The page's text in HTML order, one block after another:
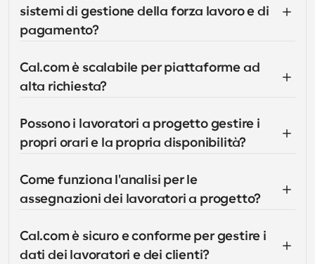
sistemi di gestione della forza lavoro e di
pagamento?
Cal.com è scalabile per piattaforme ad
alta richiesta?
Possono i lavoratori a progetto gestire i
propri orari e la propria disponibilità?
Come funziona l'analisi per le
assegnazioni dei lavoratori a progetto?
Cal.com è sicuro e conforme per gestire i
dati dei lavoratori e dei clienti?